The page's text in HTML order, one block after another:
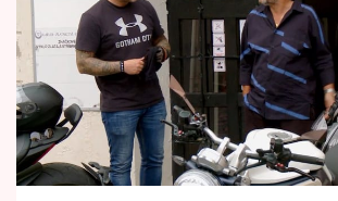
Seriály
Horoskopy
Sledujte prima+
Filmový festival Karlovy